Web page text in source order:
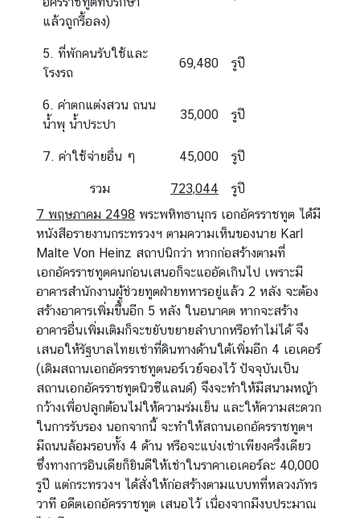
แล้วถูกรื้อลง)
5. ที่พักคนรับใช้และ
โรงรถ
69,480 รูปี
6. ค่าตกแต่งสวน ถนน
น้ำพุ น้ำประปา
35,000 รูปี
7. ค่าใช้จ่ายอื่น ๆ 45,000 รูปี
รวม 723,044
รูปี
7 พฤษภาคม 2498 พระพหิทธานุกร เอกอัครราชทูต ได้มี
หนังสือรายงานกระทรวงฯ ตามความเห็นของนาย Karl
Malte Von Heinz สถาปนิกว่า หากก่อสร้างตามที่
เอกอัครราชทูตคนก่อนเสนอก็จะแออัดเกินไป เพราะมี
อาคารสำนักงานผู้ช่วยทูตฝ่ายทหารอยู่แล้ว 2 หลัง จะต้อง
สร้างอาคารเพิ่มขึ้นอีก 5 หลัง ในอนาคต หากจะสร้าง
อาคารอื่นเพิ่มเติมก็จะขยับขยายลำบากหรือทำไม่ได้ จึง
เสนอให้รัฐบาลไทยเช่าที่ดินทางด้านใต้เพิ่มอีก 4 เอเคอร์
(เดิมสถานเอกอัครราชทูตนอร์เวย์จองไว้ ปัจจุบันเป็น
สถานเอกอัครราชทูตนิวซีแลนด์) จึงจะทำให้มีสนามหญ้า
กว้างเพื่อปลูกต้อนไม่ให้ความร่มเย็น และให้ความสะดวก
ในการรับรอง นอกจากนี้ จะทำให้สถานเอกอัครราชทูตฯ
มีถนนล้อมรอบทั้ง 4 ด้าน หรือจะแบ่งเช่าเพียงครึ่งเดียว
ซึ่งทางการอินเดียก็ยินดีให้เช่าในราคาเอเคอร์ละ 40,000
รูปี แต่กระทรวงฯ ได้สั่งให้ก่อสร้างตามแบบทที่หลวงภัทร
วาที อดีตเอกอัครราชทูต เสนอไว้ เนื่องจากมีงบประมาณ